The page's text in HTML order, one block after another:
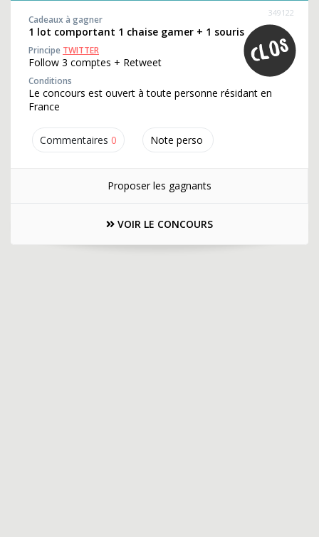
Commentaires 0 Note perso
349122
Cadeaux à gagner
1 lot comportant 1 chaise gamer + 1 souris
Principe TWITTER
Follow 3 comptes + Retweet
Conditions
Le concours est ouvert à toute personne résidant en
France
Proposer les gagnants
VOIR LE CONCOURS